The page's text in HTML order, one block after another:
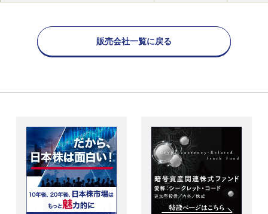
販売会社一覧に戻る